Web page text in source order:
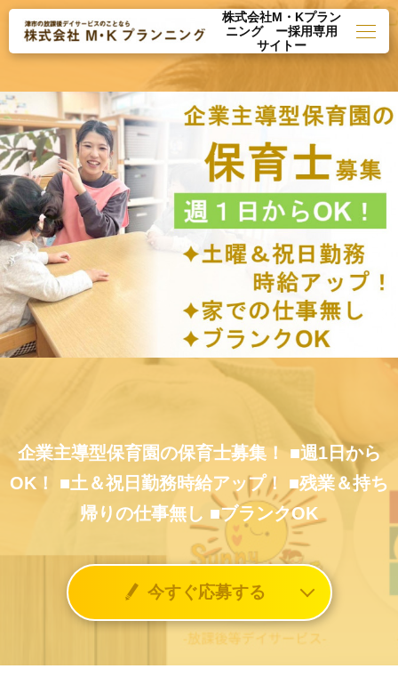
株式会社M・Kプラン
ニング ー採用専用
サイトー
企業主導型保育園の保育士募集！
■週1日から
OK！
■土＆祝日勤務時給アップ！
■残業＆持ち
帰りの仕事無し ■ブランクOK
今すぐ応募する